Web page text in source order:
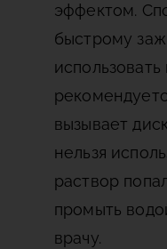
эффектом.
быстрому
вызывает
нельзя
раствор
промыть
врачу.